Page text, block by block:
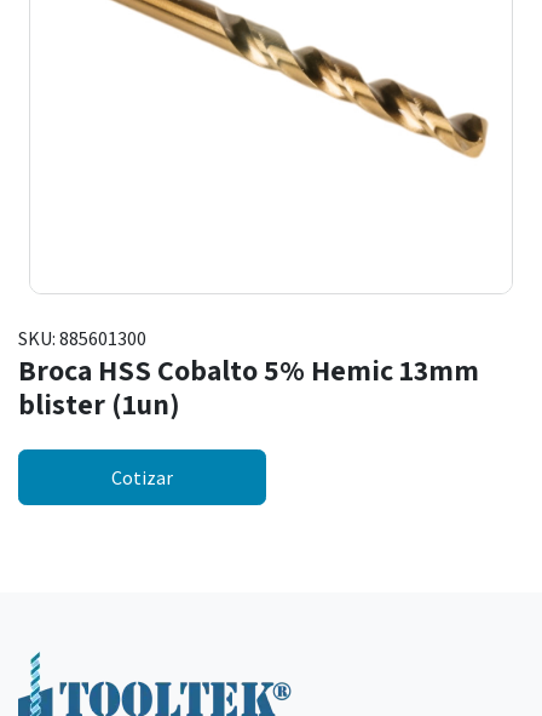
SKU: 885601300
Broca HSS Cobalto 5% Hemic 13mm
blister (1un)
Cotizar